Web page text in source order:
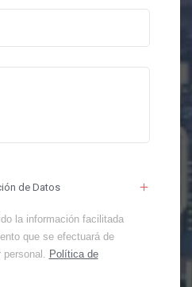
de Datos
la información facilitada
que se efectuará de
personal. Política de